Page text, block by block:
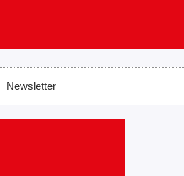
Newsletter